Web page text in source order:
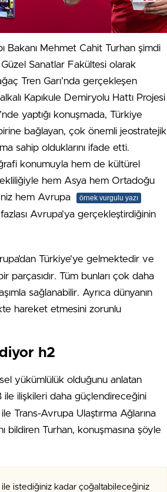
Bakanı Mehmet Cahit Turhan şimdi
Sanatlar Fakültesi olarak
Tren Garı’nda gerçekleşen
Kapıkule Demiryolu Hattı Projesi
yaptığı konuşmada, Türkiye
bağlayan, çok önemli jeostratejik
sahip olduklarını ifade etti.
konumuyla hem de kültürel
hem Asya hem Ortadoğu
hem Avrupa
örnek vurgulu yazı
Avrupa’ya gerçekleştirdiğinin
Türkiye’ye gelmektedir ve
Tüm bunları çok daha
sağlanabilir. Ayrıca dünyanın
hareket etmesini zorunlu
h2
yükümlülük olduğunu anlatan
ile ilişkileri daha güçlendireceğini
Trans-Avrupa Ulaştırma Ağlarına
bildiren Turhan, konuşmasına şöyle
ile istediğiniz kadar çoğaltabileceğiniz